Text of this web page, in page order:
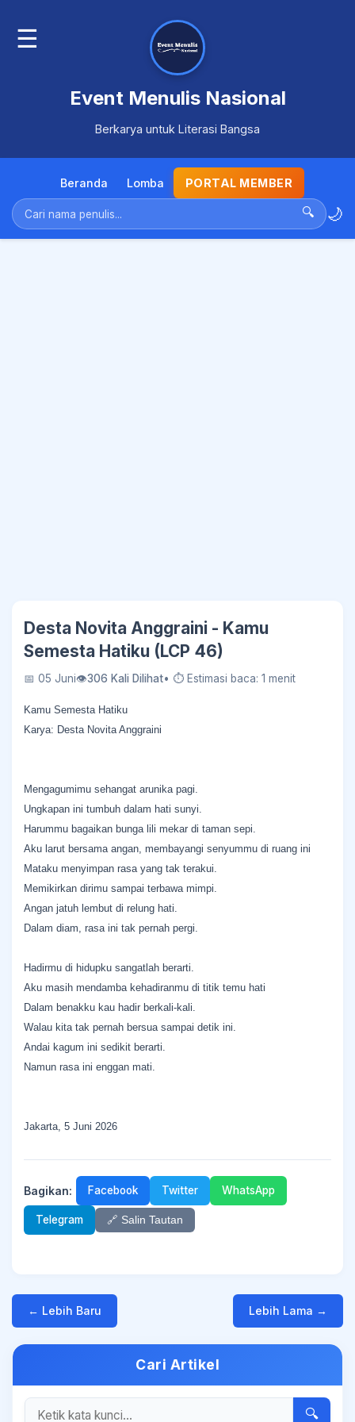
☰
Event Menulis Nasional
Berkarya untuk Literasi Bangsa
Beranda Lomba PORTAL MEMBER
🔍 🌙
Desta Novita Anggraini - Kamu
Semesta Hatiku (LCP 46)
📅 05 Juni👁306 Kali Dilihat• ⏱ Estimasi baca: 1 menit
Kamu Semesta Hatiku
Karya: Desta Novita Anggraini
Mengagumimu sehangat arunika pagi.
Ungkapan ini tumbuh dalam hati sunyi.
Harummu bagaikan bunga lili mekar di taman sepi.
Aku larut bersama angan, membayangi senyummu di ruang ini
Mataku menyimpan rasa yang tak terakui.
Memikirkan dirimu sampai terbawa mimpi.
Angan jatuh lembut di relung hati.
Dalam diam, rasa ini tak pernah pergi.
Hadirmu di hidupku sangatlah berarti.
Aku masih mendamba kehadiranmu di titik temu hati
Dalam benakku kau hadir berkali-kali.
Walau kita tak pernah bersua sampai detik ini.
Andai kagum ini sedikit berarti.
Namun rasa ini enggan mati.
Jakarta, 5 Juni 2026
Bagikan: Facebook Twitter WhatsApp
Telegram 🔗 Salin Tautan
← Lebih Baru Lebih Lama →
Cari Artikel
🔍